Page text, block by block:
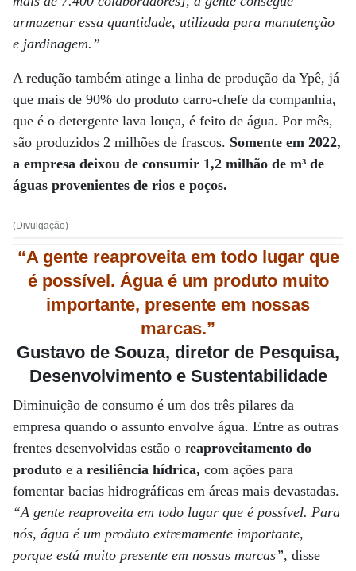
armazenar essa quantidade, utilizada para manutenção
e jardinagem.”
A redução também atinge a linha de produção da Ypê, já
que mais de 90% do produto carro-chefe da companhia,
que é o detergente lava louça, é feito de água. Por mês,
são produzidos 2 milhões de frascos. Somente em 2022,
a empresa deixou de consumir 1,2 milhão de m³ de
águas provenientes de rios e poços.
(Divulgação)
“A gente reaproveita em todo lugar que
é possível. Água é um produto muito
importante, presente em nossas
marcas.”
Gustavo de Souza, diretor de Pesquisa,
Desenvolvimento e Sustentabilidade
Diminuição de consumo é um dos três pilares da
empresa quando o assunto envolve água. Entre as outras
frentes desenvolvidas estão o reaproveitamento do
produto e a resiliência hídrica, com ações para
fomentar bacias hidrográficas em áreas mais devastadas.
“A gente reaproveita em todo lugar que é possível. Para
nós, água é um produto extremamente importante,
porque está muito presente em nossas marcas”, disse